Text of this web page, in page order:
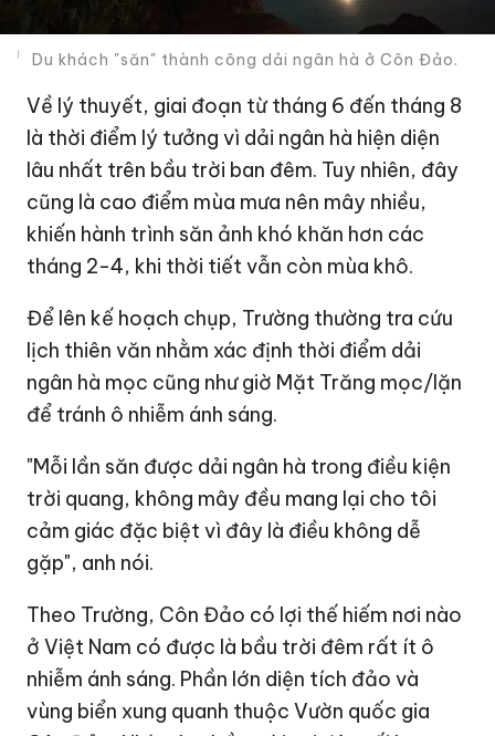
Du khách "săn" thành công dải ngân hà ở Côn Đảo.
Về lý thuyết, giai đoạn từ tháng 6 đến tháng 8
là thời điểm lý tưởng vì dải ngân hà hiện diện
lâu nhất trên bầu trời ban đêm. Tuy nhiên, đây
cũng là cao điểm mùa mưa nên mây nhiều,
khiến hành trình săn ảnh khó khăn hơn các
tháng 2-4, khi thời tiết vẫn còn mùa khô.
Để lên kế hoạch chụp, Trường thường tra cứu
lịch thiên văn nhằm xác định thời điểm dải
ngân hà mọc cũng như giờ Mặt Trăng mọc/lặn
để tránh ô nhiễm ánh sáng.
"Mỗi lần săn được dải ngân hà trong điều kiện
trời quang, không mây đều mang lại cho tôi
cảm giác đặc biệt vì đây là điều không dễ
gặp", anh nói.
Theo Trường, Côn Đảo có lợi thế hiếm nơi nào
ở Việt Nam có được là bầu trời đêm rất ít ô
nhiễm ánh sáng. Phần lớn diện tích đảo và
vùng biển xung quanh thuộc Vườn quốc gia